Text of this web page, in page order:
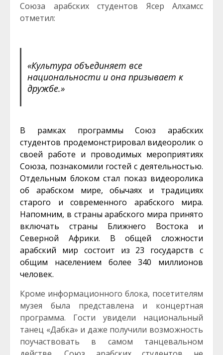
Союза арабских студентов Ясер Алхамсс
отметил:
«Культура объединяет все
национальности и она призывает к
дружбе.»
В рамках программы Союз арабских
студентов продемонстрировал видеоролик о
своей работе и проводимых мероприятиях
Союза, познакомили гостей с деятельностью.
Отдельным блоком стал показ видеоролика
об арабском мире, обычаях и традициях
старого и современного арабского мира.
Напомним, в страны арабского мира принято
включать страны Ближнего Востока и
Северной Африки. В общей сложности
арабский мир состоит из 23 государств с
общим населением более 340 миллионов
человек.
Кроме информационного блока, посетителям
музея была представлена и концертная
программа. Гости увидели национальный
танец «Дабка» и даже получили возможность
поучаствовать в самом танцевальном